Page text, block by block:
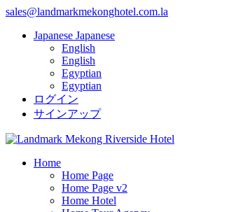
sales@landmarkmekonghotel.com.la
Japanese Japanese
English
English
Egyptian
Egyptian
ログイン
サインアップ
Home
Home Page
Home Page v2
Home Hotel